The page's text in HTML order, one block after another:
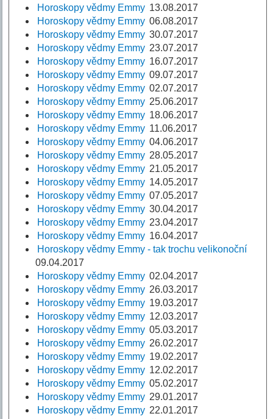
Horoskopy vědmy Emmy 13.08.2017
Horoskopy vědmy Emmy 06.08.2017
Horoskopy vědmy Emmy 30.07.2017
Horoskopy vědmy Emmy 23.07.2017
Horoskopy vědmy Emmy 16.07.2017
Horoskopy vědmy Emmy 09.07.2017
Horoskopy vědmy Emmy 02.07.2017
Horoskopy vědmy Emmy 25.06.2017
Horoskopy vědmy Emmy 18.06.2017
Horoskopy vědmy Emmy 11.06.2017
Horoskopy vědmy Emmy 04.06.2017
Horoskopy vědmy Emmy 28.05.2017
Horoskopy vědmy Emmy 21.05.2017
Horoskopy vědmy Emmy 14.05.2017
Horoskopy vědmy Emmy 07.05.2017
Horoskopy vědmy Emmy 30.04.2017
Horoskopy vědmy Emmy 23.04.2017
Horoskopy vědmy Emmy 16.04.2017
Horoskopy vědmy Emmy - tak trochu velikonoční
09.04.2017
Horoskopy vědmy Emmy 02.04.2017
Horoskopy vědmy Emmy 26.03.2017
Horoskopy vědmy Emmy 19.03.2017
Horoskopy vědmy Emmy 12.03.2017
Horoskopy vědmy Emmy 05.03.2017
Horoskopy vědmy Emmy 26.02.2017
Horoskopy vědmy Emmy 19.02.2017
Horoskopy vědmy Emmy 12.02.2017
Horoskopy vědmy Emmy 05.02.2017
Horoskopy vědmy Emmy 29.01.2017
Horoskopy vědmy Emmy 22.01.2017